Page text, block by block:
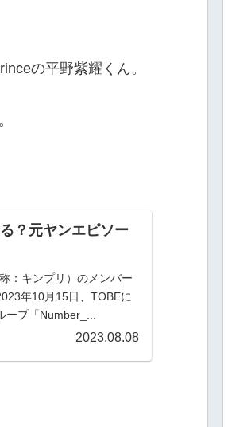
の平野紫耀くん。
？元ヤンエピソー
：キンプリ）のメンバー
年10月15日、TOBEに
ープ「Number_...
2023.08.08